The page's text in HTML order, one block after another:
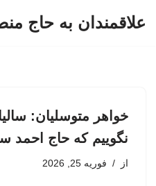
علاقمندان به حاج
خواهر متوسلیان:
نگوییم که حاج احمد
از فوریه 25, 2026